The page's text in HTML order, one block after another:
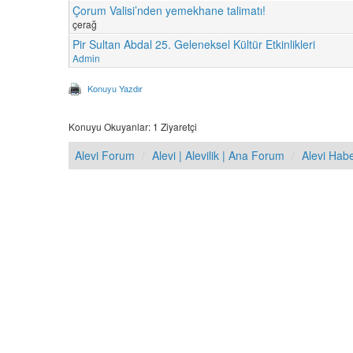
Çorum Valisi’nden yemekhane talimatı!
çerağ
Pir Sultan Abdal 25. Geleneksel Kültür Etkinlikleri
Admin
Konuyu Yazdır
Konuyu Okuyanlar: 1 Ziyaretçi
Alevi Forum Alevi | Alevilik | Ana Forum Alevi